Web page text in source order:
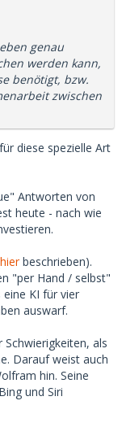
genau
werden kann,
benötigt, bzw.
zwischen
diese spezielle Art
Antworten von
heute - nach wie
hierbeschrieben).
"per Hand / selbst"
KI für vier
auswarf.
als
Darauf weist auch
hin. Seine
und Siri